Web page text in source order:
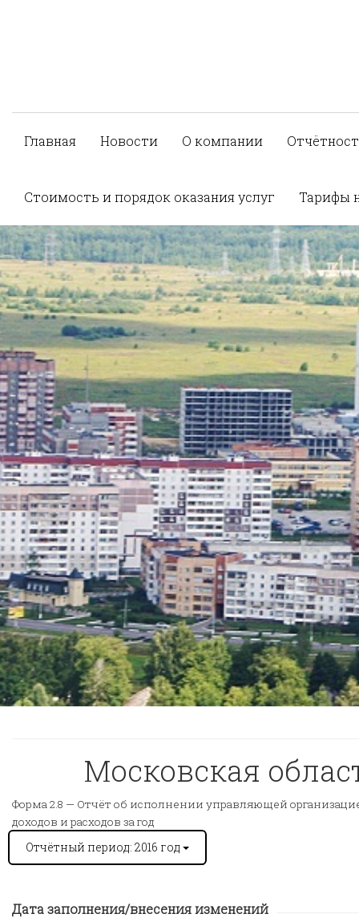
Главная Новости О компании
Стоимость и порядок оказания услуг Тарифы
Московская
Форма 2.8 — Отчёт об исполнении управляющей
доходов и расходов за год
Отчётный период: 2016 год
Дата заполнения/внесения изменений